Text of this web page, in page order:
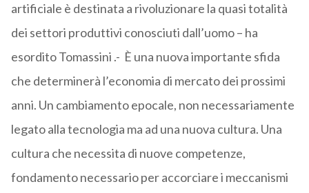
artificiale è destinata a rivoluzionare la quasi totalità
dei settori produttivi conosciuti dall’uomo – ha
esordito Tomassini .- È una nuova importante sfida
che determinerà l’economia di mercato dei prossimi
anni. Un cambiamento epocale, non necessariamente
legato alla tecnologia ma ad una nuova cultura. Una
cultura che necessita di nuove competenze,
fondamento necessario per accorciare i meccanismi